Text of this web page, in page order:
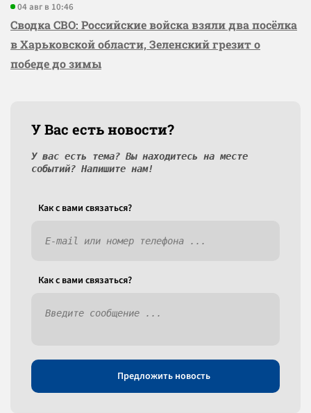
04 авг в 10:46
Сводка СВО: Российские войска взяли два посёлка
в Харьковской области, Зеленский грезит о
победе до зимы
У Вас есть новости?
У вас есть тема? Вы находитесь на месте
событий? Напишите нам!
Как c вами связаться?
Как c вами связаться?
Предложить новость